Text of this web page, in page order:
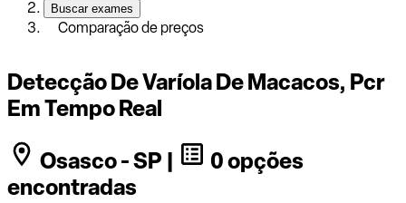
Buscar exames
Comparação de preços
Detecção De Varíola De Macacos, Pcr
Em Tempo Real
Osasco - SP |
0 opções
encontradas